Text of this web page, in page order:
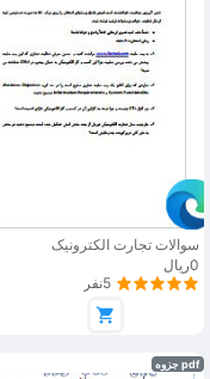
سوالات تجارت الکترونیک
0ریال
5نفر
pdf جزوه